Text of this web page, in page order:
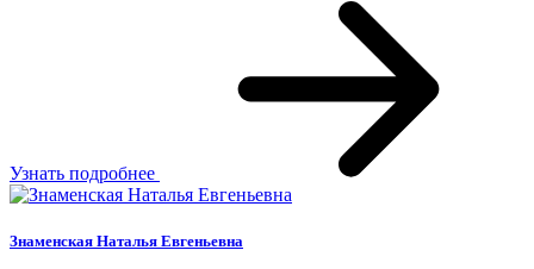
Узнать подробнее
Знаменская Наталья Евгеньевна